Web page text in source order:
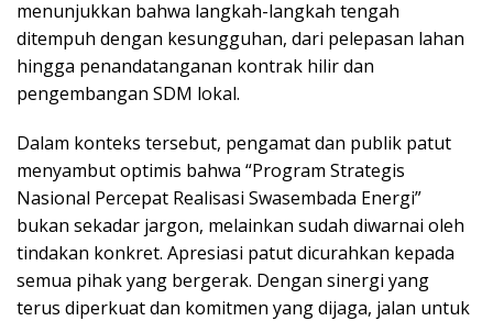
menunjukkan bahwa langkah-langkah tengah
ditempuh dengan kesungguhan, dari pelepasan lahan
hingga penandatanganan kontrak hilir dan
pengembangan SDM lokal.
Dalam konteks tersebut, pengamat dan publik patut
menyambut optimis bahwa “Program Strategis
Nasional Percepat Realisasi Swasembada Energi”
bukan sekadar jargon, melainkan sudah diwarnai oleh
tindakan konkret. Apresiasi patut dicurahkan kepada
semua pihak yang bergerak. Dengan sinergi yang
terus diperkuat dan komitmen yang dijaga, jalan untuk